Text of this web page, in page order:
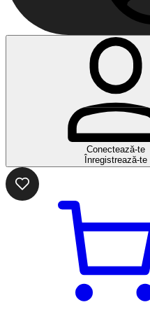
Conectează-te
Înregistrează-te